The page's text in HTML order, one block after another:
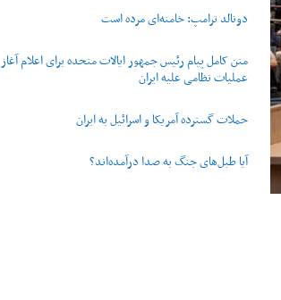
دونالد ترامپ: خامنه‌ای مرده است
متن کامل پیام رئیس جمهور ایالات متحده برای اعلام آغاز
عملیات نظامی علیه ایران
حملات گسترده آمریکا و اسرائیل به ایران
آیا طبل‌های جنگ به صدا درآمده‌اند؟